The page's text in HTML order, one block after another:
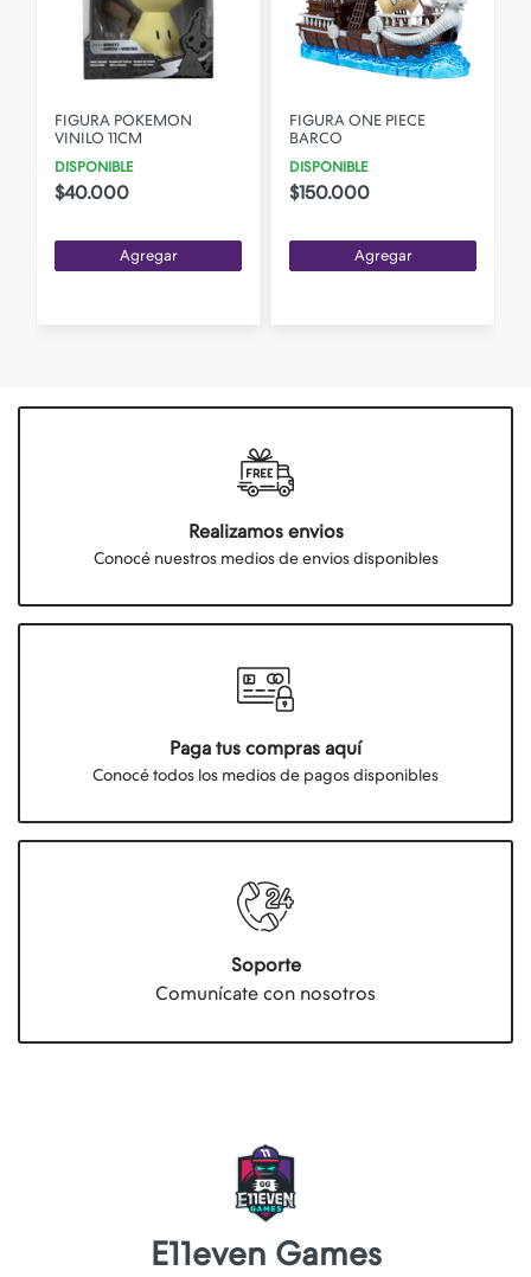
FIGURA POKEMON
VINILO 11CM
DISPONIBLE
$40.000
Agregar
FIGURA ONE PIECE
BARCO
DISPONIBLE
$150.000
Agregar
Realizamos envios
Conocé nuestros medios de envios disponibles
Paga tus compras aquí
Conocé todos los medios de pagos disponibles
Soporte
Comunícate con nosotros
E11even Games